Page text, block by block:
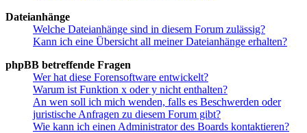
Dateianhänge
Welche Dateianhänge sind in diesem Forum zulässig?
Kann ich eine Übersicht all meiner Dateianhänge erhalten?
phpBB betreffende Fragen
Wer hat diese Forensoftware entwickelt?
Warum ist Funktion x oder y nicht enthalten?
An wen soll ich mich wenden, falls es Beschwerden oder
juristische Anfragen zu diesem Forum gibt?
Wie kann ich einen Administrator des Boards kontaktieren?